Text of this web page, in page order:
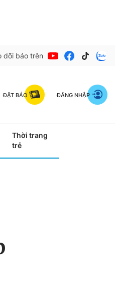
dõi báo trên
ĐẶT BÁO ĐĂNG NHẬP
Thời trang
trẻ